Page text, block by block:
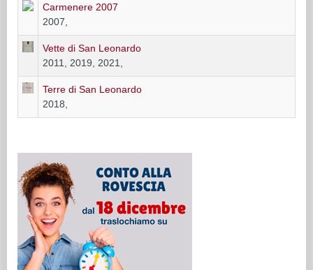
Carmenere 2007
2007,
Vette di San Leonardo
2011, 2019, 2021,
Terre di San Leonardo
2018,